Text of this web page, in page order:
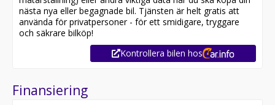
nästa nya eller begagnade bil. Tjänsten är helt gratis att
använda för privatpersoner - för ett smidigare, tryggare
och säkrare bilköp!
Kontrollera bilen hos
Finansiering